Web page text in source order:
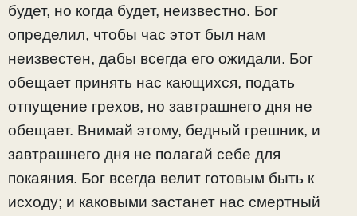
будет, но когда будет, неизвестно. Бог
определил, чтобы час этот был нам
неизвестен, дабы всегда его ожидали. Бог
обещает принять нас кающихся, подать
отпущение грехов, но завтрашнего дня не
обещает. Внимай этому, бедный грешник, и
завтрашнего дня не полагай себе для
покаяния. Бог всегда велит готовым быть к
исходу; и каковыми застанет нас смертный